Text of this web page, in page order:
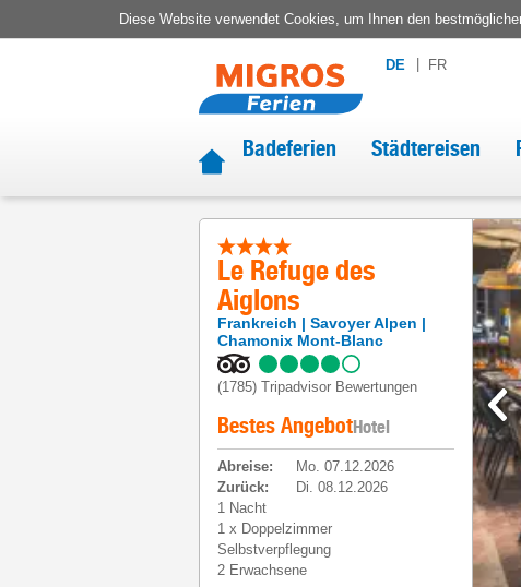
Diese Website verwendet Cookies, um Ihnen den
DE FR
Badeferien Städtereisen
Le Refuge des
Aiglons
Frankreich
Savoyer Alpen
Chamonix Mont-Blanc
(1785) Tripadvisor Bewertungen
Bestes AngebotHotel
Abreise:
Mo. 07.12.2026
Zurück:
Di. 08.12.2026
1 Nacht
1 x Doppelzimmer
Selbstverpflegung
2 Erwachsene